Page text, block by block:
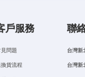
戶服務
見問題
換貨流程
聯
台灣新
台灣新